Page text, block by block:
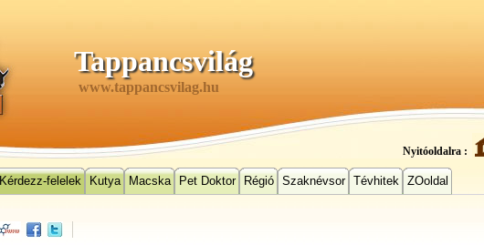
Tappancsvilág
www.tappancsvilag.hu
Nyitóoldalra :
Kérdezz-felelek Kutya Macska Pet Doktor Régió Szaknévsor Tévhitek ZOoldal